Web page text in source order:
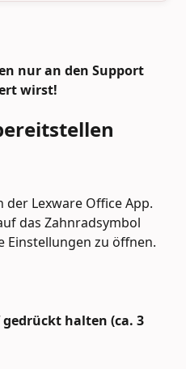
nur an den Support
wirst!
der Lexware Office App.
das Zahnradsymbol
Einstellungen zu öffnen.
gedrückt halten (ca. 3